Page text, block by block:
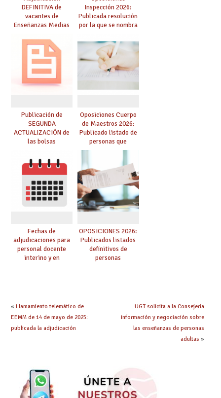
DEFINITIVA de
vacantes de
Enseñanzas Medias
Inspección 2026:
Publicada resolución
por la que se nombra
prácticas, se regulan
dichas prácticas y se
convoca acto público
de adjudicación
Publicación de
SEGUNDA
ACTUALIZACIÓN de
las bolsas
Cuerpo de Maestros
de especialidades
convocadas a
oposición
Oposiciones Cuerpo
de Maestros 2026:
Publicado listado de
personas que
adquieren nueva
especialidad
Fechas de
adjudicaciones para
personal docente
interino y en
OPOSICIONES 2026:
Publicados listados
definitivos de
personas
« Llamamiento telemático de
EEMM de 14 de mayo de 2025:
publicada la adjudicación
UGT solicita a la Consejería
información y negociación sobre
las enseñanzas de personas
adultas »